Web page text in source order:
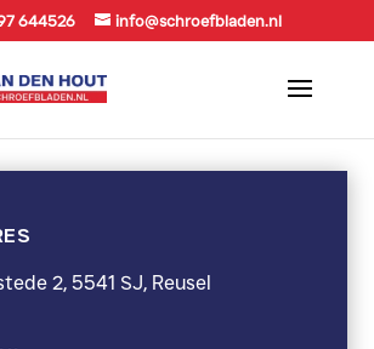
644526 info@schroefbladen.nl
2, 5541 SJ, Reusel